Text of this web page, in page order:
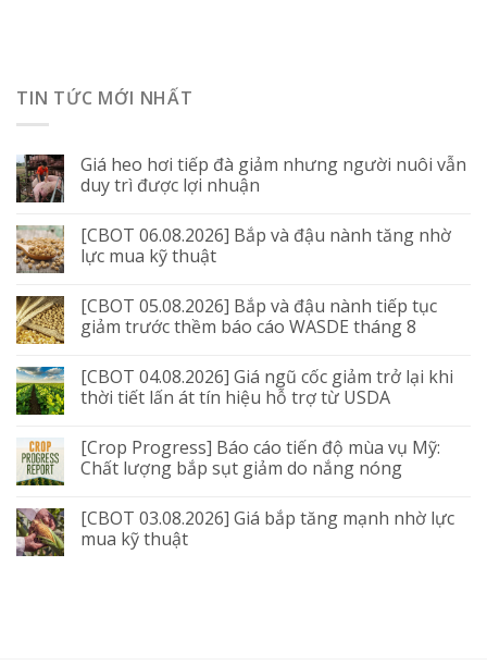
TIN TỨC MỚI NHẤT
Giá heo hơi tiếp đà giảm nhưng người nuôi vẫn
duy trì được lợi nhuận
[CBOT 06.08.2026] Bắp và đậu nành tăng nhờ
lực mua kỹ thuật
[CBOT 05.08.2026] Bắp và đậu nành tiếp tục
giảm trước thềm báo cáo WASDE tháng 8
[CBOT 04.08.2026] Giá ngũ cốc giảm trở lại khi
thời tiết lấn át tín hiệu hỗ trợ từ USDA
[Crop Progress] Báo cáo tiến độ mùa vụ Mỹ:
Chất lượng bắp sụt giảm do nắng nóng
[CBOT 03.08.2026] Giá bắp tăng mạnh nhờ lực
mua kỹ thuật